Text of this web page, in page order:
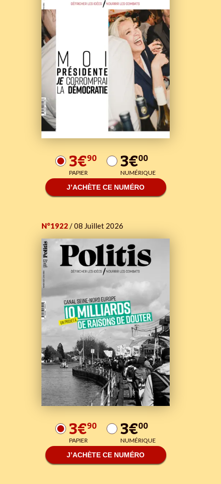
3€90
PAPIER 3€00
NUMÉRIQUE
J’ACHÈTE CE NUMÉRO
N°1922/ 08 Juillet 2026
3€90
PAPIER 3€00
NUMÉRIQUE
J’ACHÈTE CE NUMÉRO